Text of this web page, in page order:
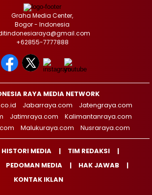
Graha Media Center,
Bogor - Indonesia
+62855-7777888
RAYA MEDIA NETWORK
Jabarraya.com
Jatengraya.com
Jatimraya.com
Kalimantanraya.com
Malukuraya.com Nusraraya.com
HISTORI MEDIA
TIM REDAKSI
PEDOMAN MEDIA
HAK JAWAB
KONTAK IKLAN